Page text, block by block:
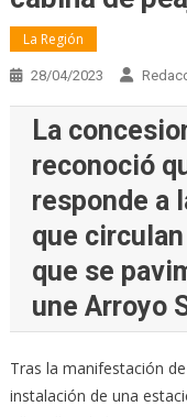
La Región
28/04/2023
La
reconoció
responde a
que
que se
une Arroyo
Tras la manifestación
instalación de una